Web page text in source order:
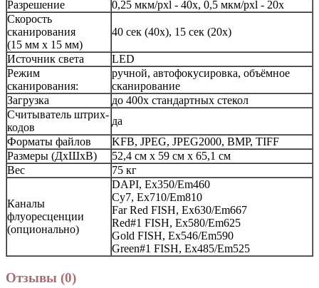
Разрешение
0,25 мкм/pxl - 40х, 0,5 мкм/pxl - 20х
Скорость
сканирования
(15 мм х 15 мм)
40 сек (40х), 15 сек (20х)
Источник света
LED
Режим
сканирования:
ручной, автофокусировка, объёмное
сканирование
Загрузка
до 400х стандартных стекол
Считыватель штрих-
кодов
да
Форматы файлов
KFB, JPEG, JPEG2000, BMP, TIFF
Размеры (ДхШхВ)
52,4 см х 59 см х 65,1 см
Вес
75 кг
Каналы
флуоресценции
(опционально)
DAPI, Ex350/Em460
Cy7, Ex710/Em810
Far Red FISH, Ex630/Em667
Red#1 FISH, Ex580/Em625
Gold FISH, Ex546/Em590
Green#1 FISH, Ex485/Em525
Отзывы (0)